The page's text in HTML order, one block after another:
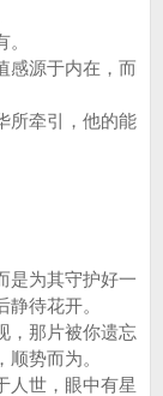
感源于内在，而
所牵引，他的能
是为其守护好一
待花开。
，那片被你遗忘
势而为。
人世，眼中有星